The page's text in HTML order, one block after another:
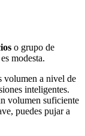
o grupo de
modesta.
volumen a nivel de
inteligentes.
volumen suficiente
puedes pujar a